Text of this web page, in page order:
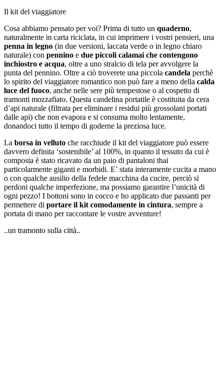
Il kit del viaggiatore
Cosa abbiamo pensato per voi? Prima di tutto un quaderno,
naturalmente in carta riciclata, in cui imprimere i vostri pensieri, una
penna in legno (in due versioni, laccata verde o in legno chiaro
naturale) con pennino e due piccoli calamai che contengono
inchiostro e acqua, oltre a uno stralcio di tela per avvolgere la
punta del pennino. Oltre a ciò troverete una piccola candela perchè
lo spirito del viaggiatore romantico non può fare a meno della calda
luce del fuoco, anche nelle sere più tempestose o al cospetto di
tramonti mozzafiato. Questa candelina portatile è costituita da cera
d’api naturale (filtrata per eliminare i residui più grossolani portati
dalle api) che non evapora e si consuma molto lentamente,
donandoci tutto il tempo di goderne la preziosa luce.
La borsa in velluto che racchiude il kit del viaggiatore può essere
davvero definita ‘sostenibile’ al 100%, in quanto il tessuto da cui è
composta è stato ricavato da un paio di pantaloni thai
particolarmente giganti e morbidi. E’ stata interamente cucita a mano
o con qualche ausilio della fedele macchina da cucire, perciò si
perdoni qualche imperfezione, ma possiamo garantire l’unicità di
ogni pezzo! I bottoni sono in cocco e ho applicato due passanti per
permettere di portare il kit comodamente in cintura, sempre a
portata di mano per raccontare le vostre avventure!
..un tramonto sulla città..